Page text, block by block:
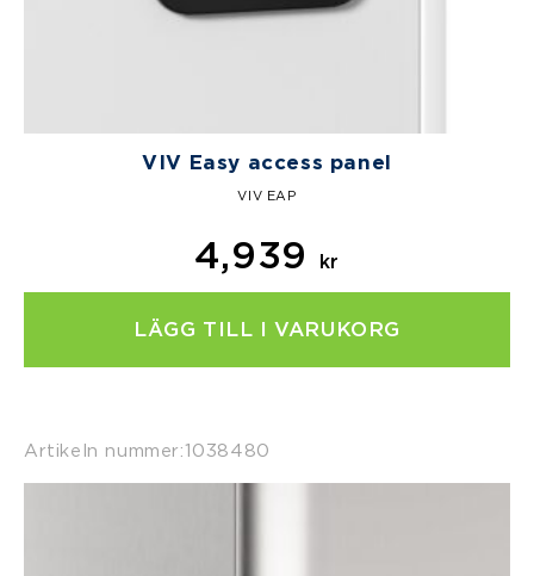
VIV Easy access panel
VIV EAP
4,939 kr
LÄGG TILL I VARUKORG
Artikeln nummer:1038480